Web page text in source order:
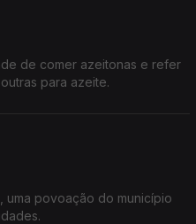
de comer azeitonas e refer
também que há umas de comer outras para azeite.
uma povoação do município